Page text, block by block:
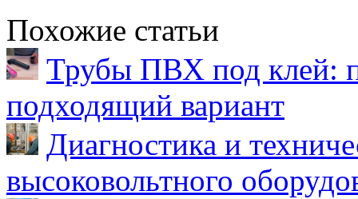
Похожие статьи
Трубы ПВХ под клей:
подходящий вариант
Диагностика и
высоковольтного